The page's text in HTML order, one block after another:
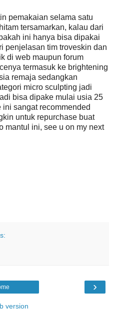
pemakaian selama satu
tersamarkan, kalau dari
ini hanya bisa dipakai
penjelasan tim troveskin dan
di web maupun forum
termasuk ke brightening
remaja sedangkan
micro sculpting jadi
bisa dipake mulai usia 25
sangat recommended
untuk repurchase buat
mantul ini, see u on my next
›
version